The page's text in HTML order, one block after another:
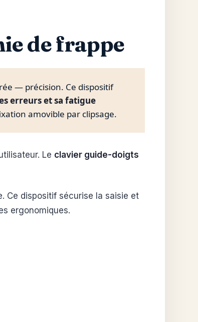
de frappe
— précision. Ce dispositif
erreurs et sa fatigue
amovible par clipsage.
Le clavier guide-doigts
Ce dispositif sécurise la saisie et
ergonomiques.